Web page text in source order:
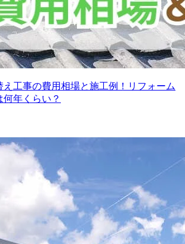
え工事の費用相場と施工例！リフォーム
年くらい？